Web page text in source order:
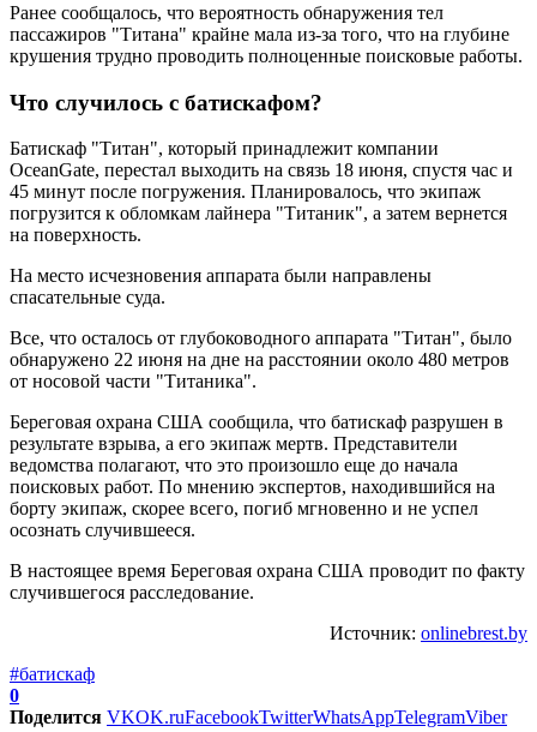
Ранее сообщалось, что вероятность обнаружения тел
пассажиров "Титана" крайне мала из-за того, что на глубине
крушения трудно проводить полноценные поисковые работы.
Что случилось с батискафом?
Батискаф "Титан", который принадлежит компании
OceanGate, перестал выходить на связь 18 июня, спустя час и
45 минут после погружения. Планировалось, что экипаж
погрузится к обломкам лайнера "Титаник", а затем вернется
на поверхность.
На место исчезновения аппарата были направлены
спасательные суда.
Все, что осталось от глубоководного аппарата "Титан", было
обнаружено 22 июня на дне на расстоянии около 480 метров
от носовой части "Титаника".
Береговая охрана США сообщила, что батискаф разрушен в
результате взрыва, а его экипаж мертв. Представители
ведомства полагают, что это произошло еще до начала
поисковых работ. По мнению экспертов, находившийся на
борту экипаж, скорее всего, погиб мгновенно и не успел
осознать случившееся.
В настоящее время Береговая охрана США проводит по факту
случившегося расследование.
Источник: onlinebrest.by
#батискаф
0
Поделится VKOK.ruFacebookTwitterWhatsAppTelegramViber